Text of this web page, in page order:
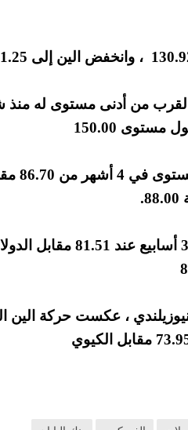
150.00
وانخفض
ضعف الين إلى قرب أدنى سعر له
مقابل الدولار النيوزيلندي ، عكست